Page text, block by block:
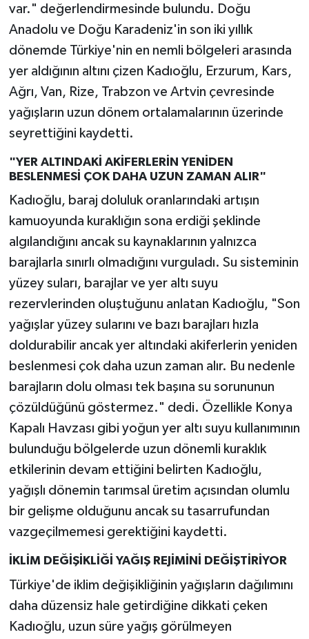
var." değerlendirmesinde bulundu. Doğu
Anadolu ve Doğu Karadeniz'in son iki yıllık
dönemde Türkiye'nin en nemli bölgeleri arasında
yer aldığının altını çizen Kadıoğlu, Erzurum, Kars,
Ağrı, Van, Rize, Trabzon ve Artvin çevresinde
yağışların uzun dönem ortalamalarının üzerinde
seyrettiğini kaydetti.
"YER ALTINDAKİ AKİFERLERİN YENİDEN
BESLENMESİ ÇOK DAHA UZUN ZAMAN ALIR"
Kadıoğlu, baraj doluluk oranlarındaki artışın
kamuoyunda kuraklığın sona erdiği şeklinde
algılandığını ancak su kaynaklarının yalnızca
barajlarla sınırlı olmadığını vurguladı. Su sisteminin
yüzey suları, barajlar ve yer altı suyu
rezervlerinden oluştuğunu anlatan Kadıoğlu, "Son
yağışlar yüzey sularını ve bazı barajları hızla
doldurabilir ancak yer altındaki akiferlerin yeniden
beslenmesi çok daha uzun zaman alır. Bu nedenle
barajların dolu olması tek başına su sorununun
çözüldüğünü göstermez." dedi. Özellikle Konya
Kapalı Havzası gibi yoğun yer altı suyu kullanımının
bulunduğu bölgelerde uzun dönemli kuraklık
etkilerinin devam ettiğini belirten Kadıoğlu,
yağışlı dönemin tarımsal üretim açısından olumlu
bir gelişme olduğunu ancak su tasarrufundan
vazgeçilmemesi gerektiğini kaydetti.
İKLİM DEĞİŞİKLİĞİ YAĞIŞ REJİMİNİ DEĞİŞTİRİYOR
Türkiye'de iklim değişikliğinin yağışların dağılımını
daha düzensiz hale getirdiğine dikkati çeken
Kadıoğlu, uzun süre yağış görülmeyen